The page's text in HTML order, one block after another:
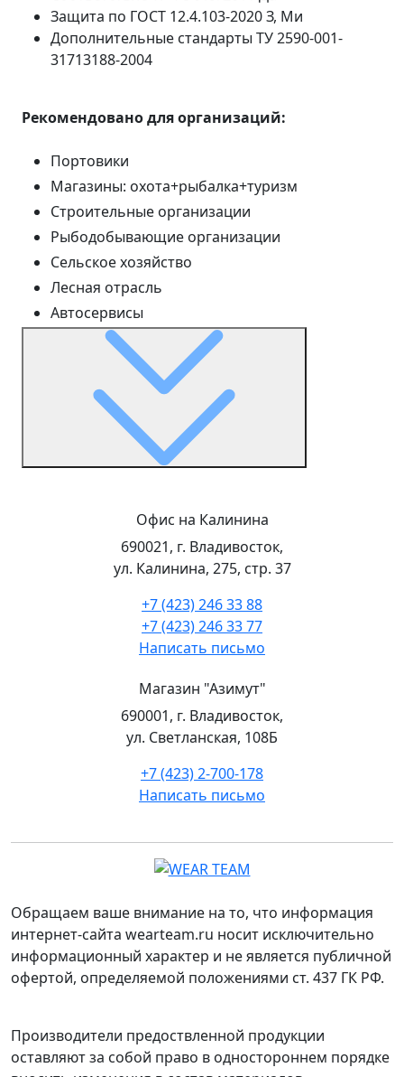
Защита по ГОСТ 12.4.103-2020З, Ми
Дополнительные стандарты ТУ 2590-001-
31713188-2004
Рекомендовано для организаций:
Портовики
Магазины: охота+рыбалка+туризм
Строительные организации
Рыбодобывающие организации
Сельское хозяйство
Лесная отрасль
Автосервисы
Офис на Калинина
690021, г. Владивосток,
ул. Калинина, 275, стр. 37
+7 (423) 246 33 88
+7 (423) 246 33 77
Написать письмо
Магазин "Азимут"
690001, г. Владивосток,
ул. Светланская, 108Б
+7 (423) 2-700-178
Написать письмо
Обращаем ваше внимание на то, что информация
интернет-сайта wearteam.ru носит исключительно
информационный характер и не является публичной
офертой, определяемой положениями ст. 437 ГК РФ.
Производители предоствленной продукции
оставляют за собой право в одностороннем порядке